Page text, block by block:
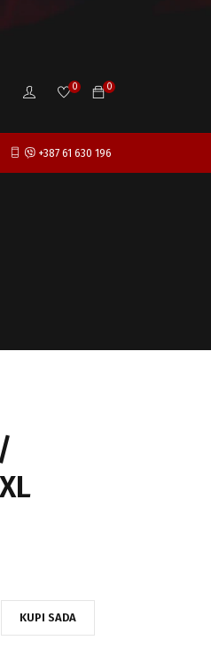
0
0
+387 61 630 196
KUPI SADA